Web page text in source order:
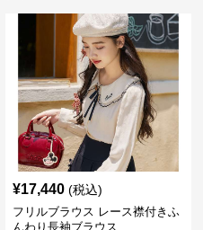
¥17,440 (税込)
フリルブラウス レース襟付きふ
んわり長袖ブラウス